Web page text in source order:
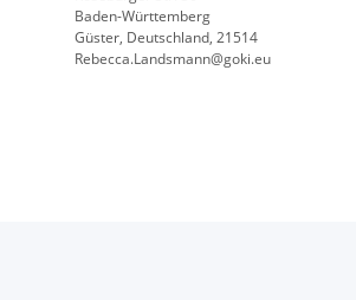
Baden-Württemberg
Güster, Deutschland, 21514
Rebecca.Landsmann@goki.eu